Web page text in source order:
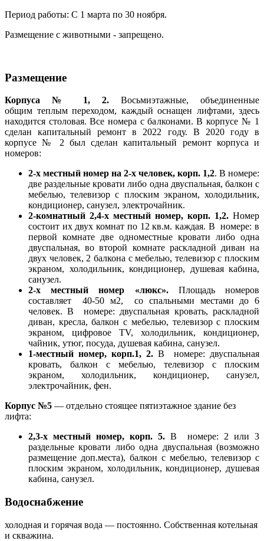
Период работы: C 1 марта по 30 ноября.
Размещение с животными - запрещено.
Размещение
Корпуса № 1, 2. Восьмиэтажные, объединенные
общим теплым переходом, каждый оснащен лифтами, здесь
находится столовая. Все номера с балконами. В корпусе № 1
сделан капитальный ремонт в 2022 году. В 2020 году в
корпусе № 2 был сделан капитальный ремонт корпуса и
номеров:
2-х местный номер на 2-х человек, корп. 1,2. В номере:
две раздельные кровати либо одна двуспальная, балкон с
мебелью, телевизор с плоским экраном, холодильник,
кондиционер, санузел, электрочайник.
2-комнатный 2,4-х местный номер, корп. 1,2. Номер
состоит их двух комнат по 12 кв.м. каждая. В номере: в
первой комнате две одноместные кровати либо одна
двуспальная, во второй комнате раскладной диван на
двух человек, 2 балкона с мебелью, телевизор с плоским
экраном, холодильник, кондиционер, душевая кабина,
санузел.
2-х местный номер «люкс».Площадь номеров
составляет 40-50 м2, со спальными местами до 6
человек. В номере: двуспальная кровать, раскладной
диван, кресла, балкон с мебелью, телевизор с плоским
экраном, цифровое ТV, холодильник, кондиционер,
чайник, утюг, посуда, душевая кабина, санузел.
1-местный номер, корп.1, 2. В номере: двуспальная
кровать, балкон с мебелью, телевизор с плоским
экраном, холодильник, кондиционер, санузел,
электрочайник, фен.
Корпус №5 — отдельно стоящее пятиэтажное здание без
лифта:
2,3-х местный номер, корп. 5. В номере: 2 или 3
раздельные кровати либо одна двуспальная (возможно
размещение доп.места), балкон с мебелью, телевизор с
плоским экраном, холодильник, кондиционер, душевая
кабина, санузел.
Водоснабжение
холодная и горячая вода — постоянно. Собственная котельная
и скважина.